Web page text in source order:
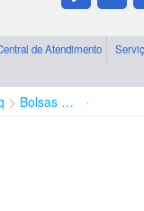
de Atendimento
Bolsas e Auxílios Vigentes